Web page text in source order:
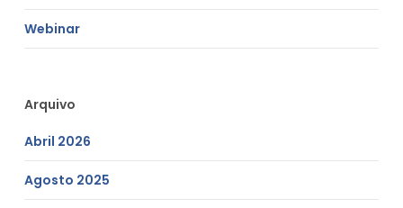
Webinar
Arquivo
Abril 2026
Agosto 2025